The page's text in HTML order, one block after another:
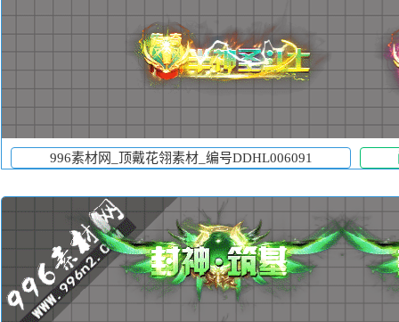
996素材网_顶戴花翎素材_编号DDHL006091